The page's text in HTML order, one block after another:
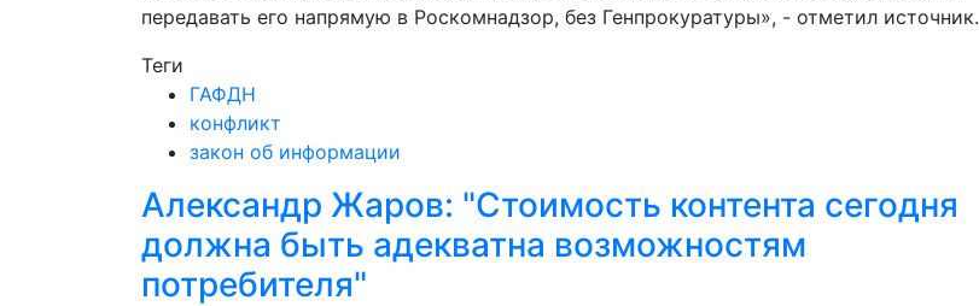
передавать его напрямую в Роскомнадзор, без Генпрокуратуры», - отметил источник.
Теги
ГАФДН
конфликт
закон об информации
Александр Жаров: "Стоимость контента сегодня
должна быть адекватна возможностям
потребителя"